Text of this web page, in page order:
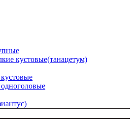
кустовые(танацетум)